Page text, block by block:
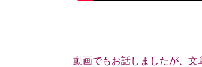
動画でもお話しましたが、文